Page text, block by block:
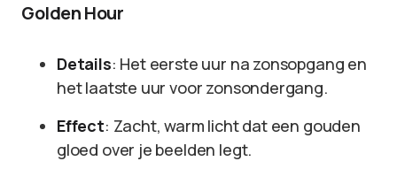
Golden Hour
Details: Het eerste uur na zonsopgang en
het laatste uur voor zonsondergang.
Effect: Zacht, warm licht dat een gouden
gloed over je beelden legt.